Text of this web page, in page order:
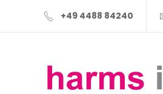
+49 4488 84240